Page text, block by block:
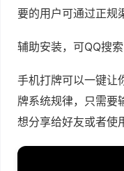
要的用户可通过正规
辅助安装，可QQ搜
手机打牌可以一键让
牌系统规律，只需要
想分享给好友或者使